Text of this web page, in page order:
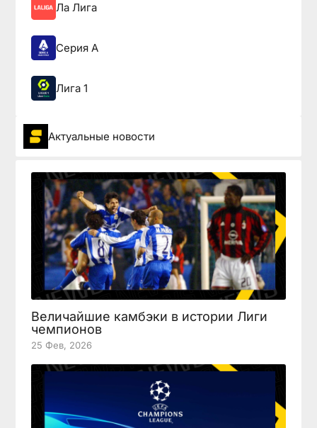
Ла Лига
Серия А
Лига 1
Актуальные новости
Величайшие камбэки в истории Лиги
чемпионов
25 Фев, 2026